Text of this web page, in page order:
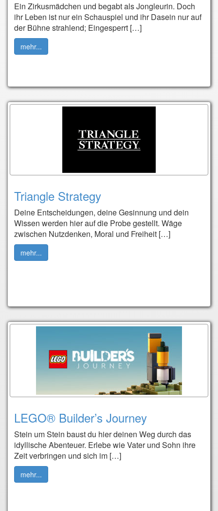
Ein Zirkusmädchen und begabt als Jongleurin. Doch
ihr Leben ist nur ein Schauspiel und ihr Dasein nur auf
der Bühne strahlend; Eingesperrt […]
mehr...
Triangle Strategy
Deine Entscheidungen, deine Gesinnung und dein
Wissen werden hier auf die Probe gestellt. Wäge
zwischen Nutzdenken, Moral und Freiheit […]
mehr...
LEGO® Builder’s Journey
Stein um Stein baust du hier deinen Weg durch das
idyllische Abenteuer. Erlebe wie Vater und Sohn ihre
Zeit verbringen und sich im […]
mehr...